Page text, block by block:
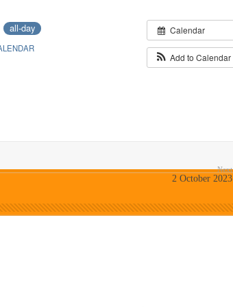
समाधान शिबिरास पनवेलमध्ये उत्स्फूर्त प्रतिसाद
कामगारांना भरघोस पगारवाढ
स्वस्तिका घोषची सुवर्णझेप
Calendar
Add to Calendar
all-day
Next
2 October 2023